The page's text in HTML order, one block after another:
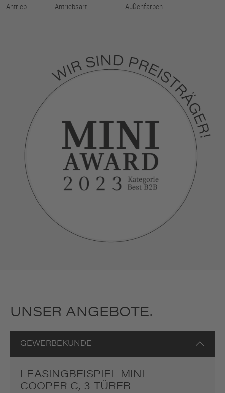
Antrieb Antriebsart Außenfarben
UNSER ANGEBOTE.
GEWERBEKUNDE
LEASINGBEISPIEL MINI
COOPER C, 3-TÜRER